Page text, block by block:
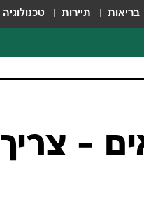
בריאות תיירות טכנולוגיה
- צריך